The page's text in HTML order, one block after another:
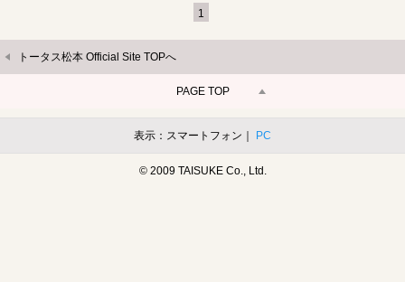
1
トータス松本 Official Site TOPへ
PAGE TOP
表示：スマートフォン｜ PC
© 2009 TAISUKE Co., Ltd.